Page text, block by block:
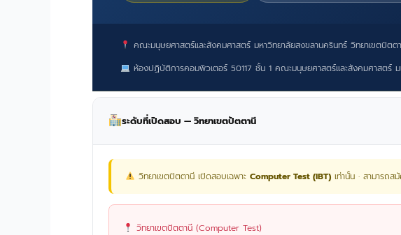
คณะมนุษยศาสตร์และสังคมศาสตร์ มหาวิทยาลัยสงขลานครินทร์ วิทยาเขตปัตต
ห้องปฏิบัติการคอมพิวเตอร์ 50117 ชั้น 1 คณะมนุษยศาสตร์และสังคมศาสตร์
ระดับที่เปิดสอบ — วิทยาเขตปัตตานี
วิทยาเขตปัตตานี เปิดสอบเฉพาะ Computer Test (IBT)เท่านั้น · สามารถ
วิทยาเขตปัตตานี (Computer Test)